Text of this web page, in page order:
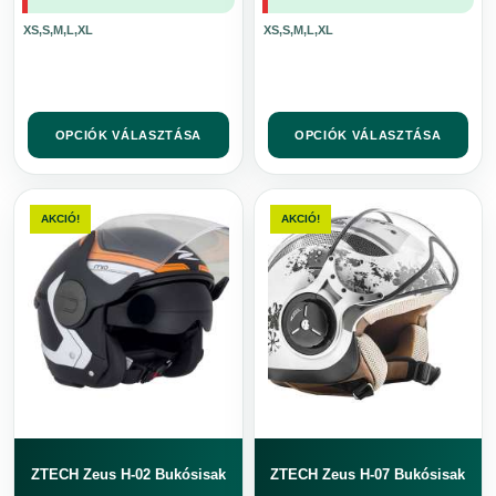
XS,S,M,L,XL
OPCIÓK VÁLASZTÁSA
XS,S,M,L,XL
OPCIÓK VÁLASZTÁSA
AKCIÓ!
ZTECH Zeus H-02 Bukósisak
Ennek
terméknek
variációja
van.
változatok
termékoldalon
AKCIÓ!
ZTECH Zeus H-07 Bukósisak
Ennek
terméknek
több
variációja
van.
változatok
termékoldalon
választhatók